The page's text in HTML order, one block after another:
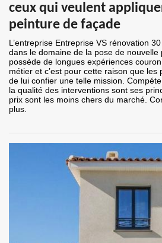
ceux qui veulent
peinture de façade
L’entreprise Entreprise VS rénovation
dans le domaine de la pose de nouvelle
possède de longues expériences
métier et c’est pour cette raison que
de lui confier une telle mission.
la qualité des interventions sont ses
prix sont les moins chers du marché.
plus.